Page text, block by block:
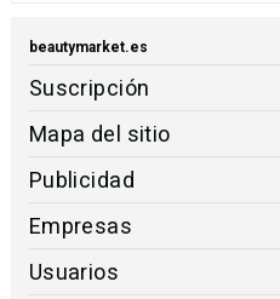
beautymarket.es
Suscripción
Mapa del sitio
Publicidad
Empresas
Usuarios